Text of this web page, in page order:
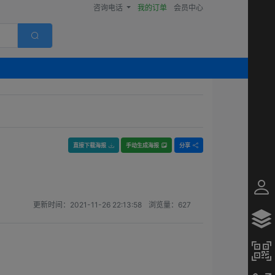
咨询电话 我的订单 会员中心
直接下载海报 手动生成海报 分享
更新时间： 2021-11-26 22:13:58 浏览量： 627